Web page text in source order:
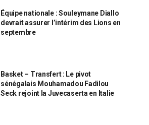
Équipe nationale : Souleymane Diallo
devrait assurer l’intérim des Lions en
septembre
Basket – Transfert : Le pivot
sénégalais Mouhamadou Fadilou
Seck rejoint la Juvecaserta en Italie